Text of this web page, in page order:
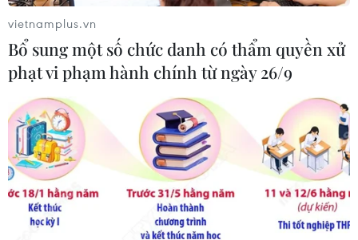
(N2O) do lạm dụng hít bóng cười trong một thời gian
dài.
vietnamplus.vn
Bổ sung một số chức danh có thẩm quyền xử
phạt vi phạm hành chính từ ngày 26/9